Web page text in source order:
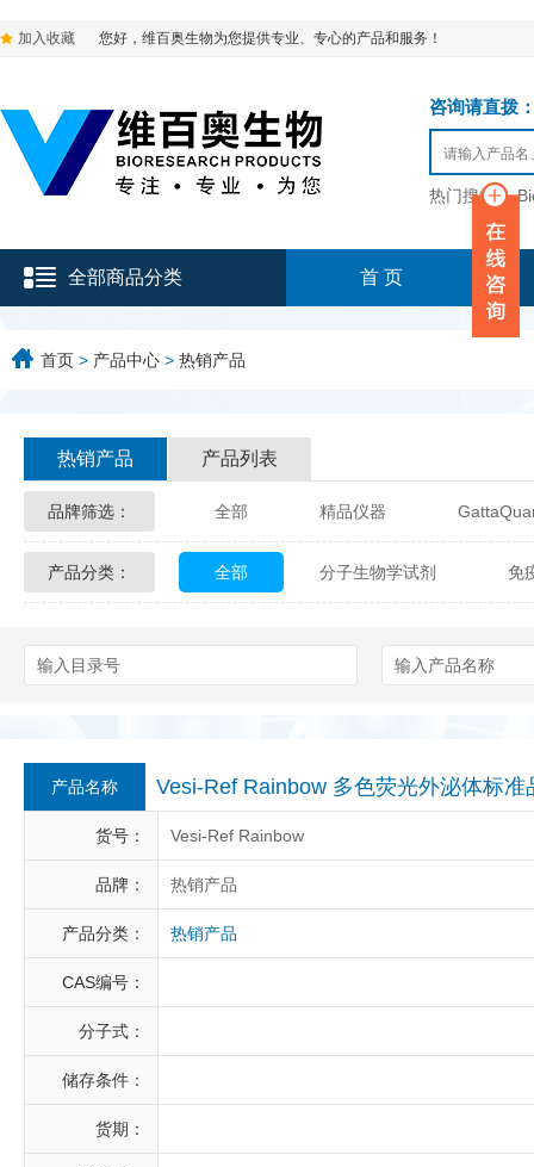
加入收藏 您好，维百奥生物为您提供专业、专心的产品和服务！
咨询请直拨
热门搜索：
全部商品分类 首 页
首页 > 产品中心 > 热销产品
热销产品 产品列表
品牌筛选： 全部 精品仪器
Glycon Biochem Sterlitech
Berry & Associates
LGC Maine Standards
Abbexa AbD Serotec
产品分类： 全部 分子生物学试剂 免
产品名称 Vesi-Ref Rainbow 多色荧光外泌体标准
货号： Vesi-Ref Rainbow
品牌： 热销产品
产品分类： 热销产品
CAS编号：
分子式：
储存条件：
货期：